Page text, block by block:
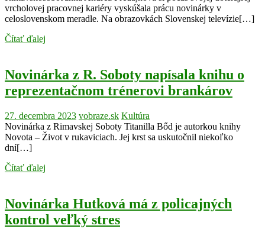
vrcholovej pracovnej kariéry vyskúšala prácu novinárky v
celoslovenskom meradle. Na obrazovkách Slovenskej televízie[…]
Čítať ďalej
Novinárka z R. Soboty napísala knihu o
reprezentačnom trénerovi brankárov
27. decembra 2023 vobraze.sk Kultúra
Novinárka z Rimavskej Soboty Titanilla Bőd je autorkou knihy
Novota – Život v rukaviciach. Jej krst sa uskutočnil niekoľko
dní[…]
Čítať ďalej
Novinárka Hutková má z policajných
kontrol veľký stres